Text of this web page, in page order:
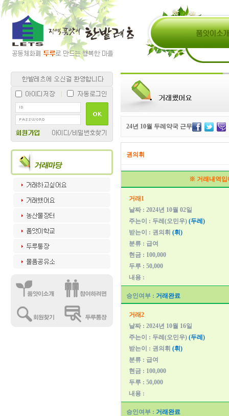
24년 10월 두레약국 근무
권의휘
※ 거래내역입
거래1
날짜 : 2024년 10월 02일
주는이 : 두레(오민우) (두레)
받는이 : 권의휘 (휘)
분류 : 급여
현금 : 100,000
두루 : 50,000
내용 :
승인여부 : 거래완료
거래2
날짜 : 2024년 10월 16일
주는이 : 두레(오민우) (두레)
받는이 : 권의휘 (휘)
분류 : 급여
현금 : 100,000
두루 : 50,000
내용 :
승인여부 : 거래완료